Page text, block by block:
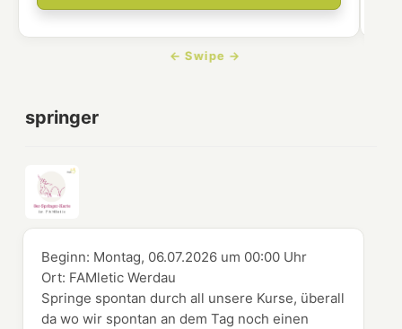
springer
Beginn: Montag, 06.07.2026 um 00:00 Uhr
Ort: FAMletic Werdau
Springe spontan durch all unsere Kurse, überall
da wo wir spontan an dem Tag noch einen